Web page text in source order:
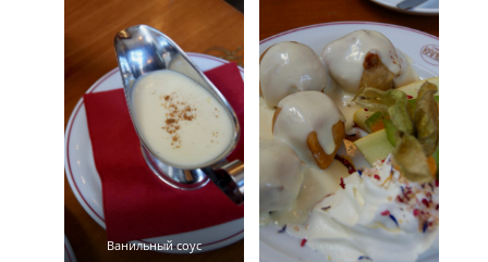
Ванильный соус